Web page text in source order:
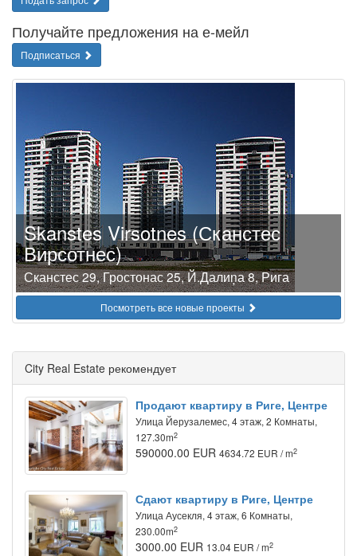
Получайте предложения на е-мейл
Подписаться
Skanstes Virsotnes (Сканстес
Вирсотнес)
Сканстес 29, Гростонас 25, Й.Далиņа 8, Рига
Посмотреть все новые проекты
City Real Estate рекомендует
Продают квартиру в Риге, Центре
Улица Йeрузалемес, 4 этаж, 2 Комнаты,
127.30m2
590000.00 EUR 4634.72 EUR / m2
Сдают квартиру в Риге, Центре
Улица Аусекля, 4 этаж, 6 Комнаты,
230.00m2
3000.00 EUR 13.04 EUR / m2